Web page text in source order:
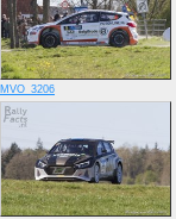
MVO_3206